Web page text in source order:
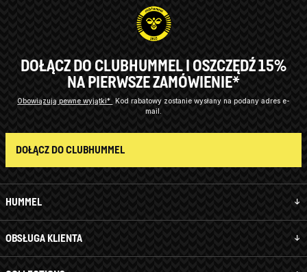
HUMMEL
OBSŁUGA KLIENTA
DOŁĄCZ DO CLUBHUMMEL I OSZCZĘDŹ 15%
NA PIERWSZE ZAMÓWIENIE*
Obowiązują pewne wyjątki* Kod rabatowy zostanie wysłany na podany adres e-
mail.
DOŁĄCZ DO CLUBHUMMEL